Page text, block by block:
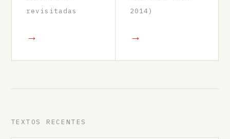
revisitadas
→
2014)
→
TEXTOS RECENTES